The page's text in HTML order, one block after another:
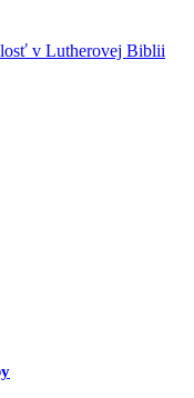
v Lutherovej Biblii